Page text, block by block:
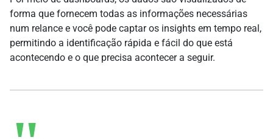
forma que fornecem todas as informações necessárias
num relance e você pode captar os insights em tempo real,
permitindo a identificação rápida e fácil do que está
acontecendo e o que precisa acontecer a seguir.